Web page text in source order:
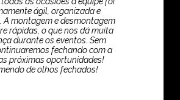
ágil, organizada e
A montagem e desmontagem
rápidas, o que nos dá muita
durante os eventos. Sem
fechando com a
próximas oportunidades!
de olhos fechados!